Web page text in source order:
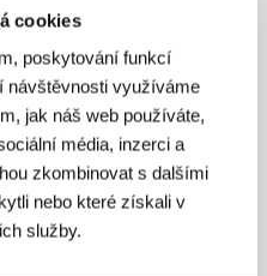
cookies
poskytování funkcí
návštěvnosti využíváme
jak náš web používáte,
média, inzerci a
zkombinovat s dalšími
nebo které získali v
služby.